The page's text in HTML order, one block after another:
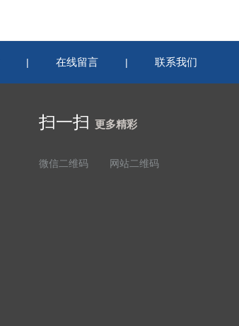
| 在线留言 | 联系我们
扫一扫 更多精彩
微信二维码 网站二维码